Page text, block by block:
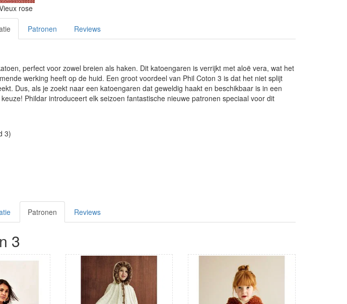
rose
Patronen Reviews
perfect voor zowel breien als haken. Dit katoengaren is verrijkt met aloë vera, wat het
werking heeft op de huid. Een groot voordeel van Phil Coton 3 is dat het niet splijt
Dus, als je zoekt naar een katoengaren dat geweldig haakt en beschikbaar is in een
Phildar introduceert elk seizoen fantastische nieuwe patronen speciaal voor dit
3)
Patronen Reviews
3